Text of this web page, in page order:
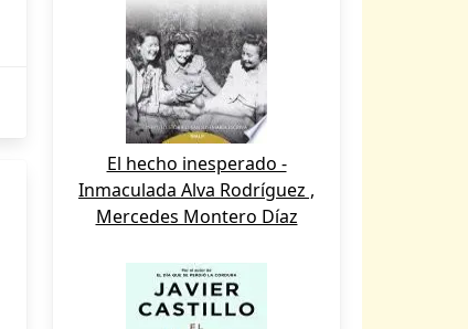
El hecho inesperado -
Inmaculada Alva Rodríguez ,
Mercedes Montero Díaz